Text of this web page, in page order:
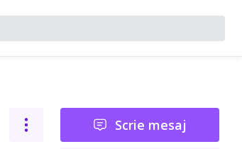
Scrie mesaj